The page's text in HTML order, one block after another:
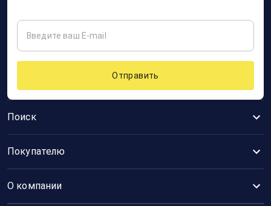
Поиск
Покупателю
О компании
Отправить